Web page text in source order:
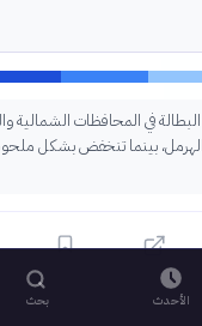
في المحافظات الشمالية
بينما تنخفض بشكل
الأحدث بحث